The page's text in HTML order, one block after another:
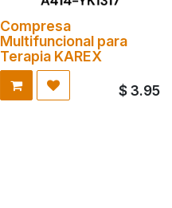
Compresa
Multifuncional para
Terapia KAREX
$3.95